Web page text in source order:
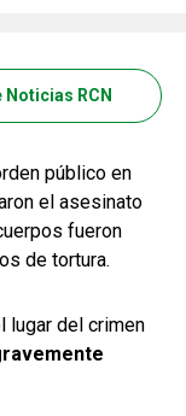
RCN
público en
el asesinato
fueron
de tortura.
lugar del crimen